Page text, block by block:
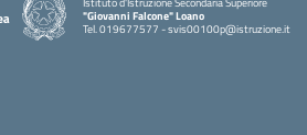
"Giovanni Falcone" Loano
Tel. 019677577 - svis00100p@istruzione.it
— Visita la pagina iniziale della scuola